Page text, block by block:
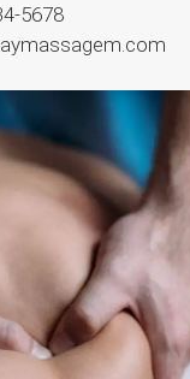
5678